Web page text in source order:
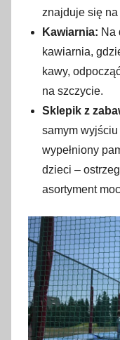
znajduje się
Kawiarnia: Na
kawiarnia,
kawy,
na szczycie.
Sklepik z
samym
wypełniony
dzieci –
asortyment